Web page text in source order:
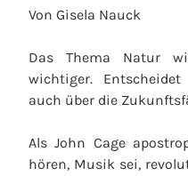
Von Gisela Nauck
Das Thema Natur
wichtiger.
auch über die
Als John Cage
hören, Musik sei,